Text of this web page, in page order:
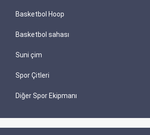
Basketbol Hoop
Basketbol sahası
Suni çim
Spor Çitleri
Diğer Spor Ekipmanı